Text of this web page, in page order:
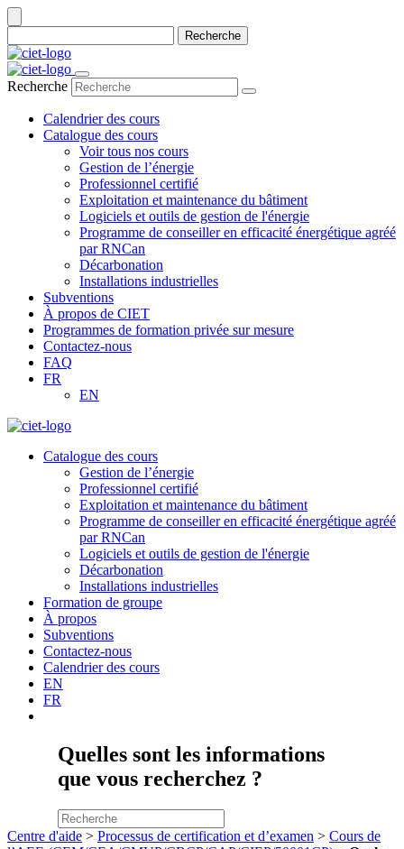
Recherche
Recherche
Calendrier des cours
Catalogue des cours
Voir tous nos cours
Gestion de l’énergie
Professionnel certifié
Exploitation et maintenance du bâtiment
Logiciels et outils de gestion de l'énergie
Programme de conseiller en efficacité énergétique agréé
par RNCan
Décarbonation
Installations industrielles
Subventions
À propos de CIET
Programmes de formation privée sur mesure
Contactez-nous
FAQ
FR
EN
Catalogue des cours
Gestion de l’énergie
Professionnel certifié
Exploitation et maintenance du bâtiment
Programme de conseiller en efficacité énergétique agréé
par RNCan
Logiciels et outils de gestion de l'énergie
Décarbonation
Installations industrielles
Formation de groupe
À propos
Subventions
Contactez-nous
Calendrier des cours
EN
FR
Quelles sont les informations
que vous recherchez ?
Centre d'aide > Processus de certification et d’examen > Cours de